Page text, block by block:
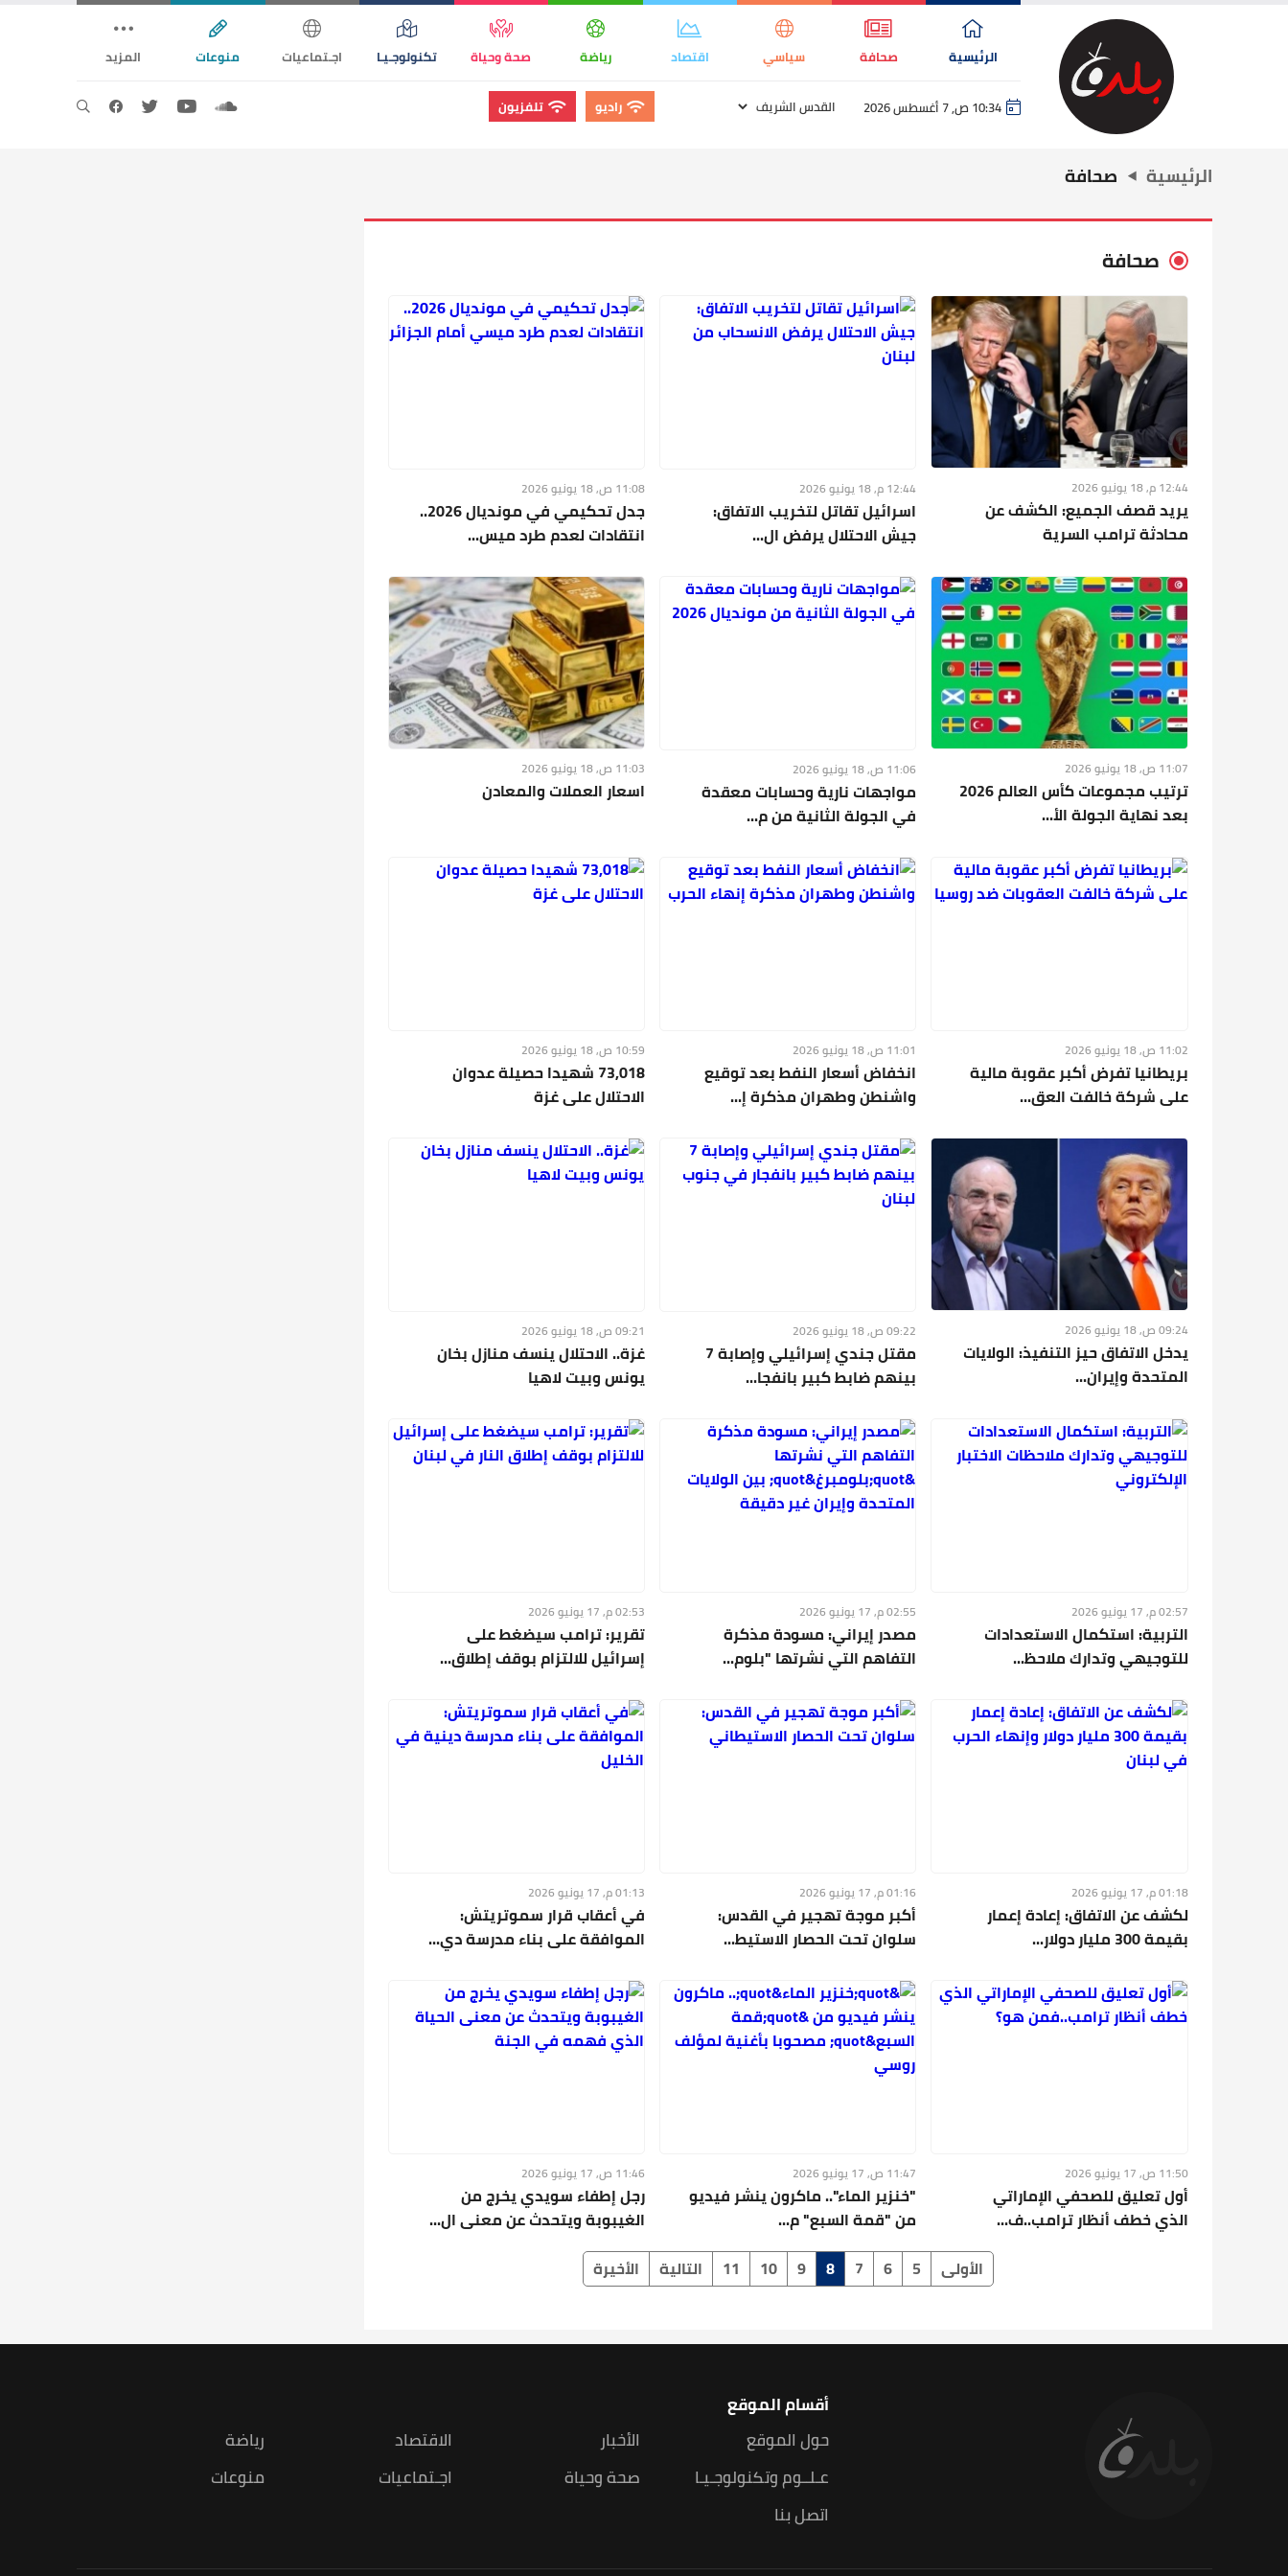
الرئيسية صحافة سياسي اقتصاد رياضة صحة وحياة تكنولوجـيـا اجـتماعيات منوعات المزيد
10:34 ص, 7 أغسطس 2026 راديو تلفزيون
الرئيسية صحافة
صحافة
12:44 م, 18 يونيو 2026
يريد قصف الجميع: الكشف عن
محادثة ترامب السرية
12:44 م, 18 يونيو 2026
اسرائيل تقاتل لتخريب الاتفاق:
جيش الاحتلال يرفض ال...
11:08 ص, 18 يونيو 2026
جدل تحكيمي في مونديال 2026..
انتقادات لعدم طرد ميس...
11:07 ص, 18 يونيو 2026
ترتيب مجموعات كأس العالم 2026
بعد نهاية الجولة الأ...
11:06 ص, 18 يونيو 2026
مواجهات نارية وحسابات معقدة
في الجولة الثانية من م...
11:03 ص, 18 يونيو 2026
اسعار العملات والمعادن
11:02 ص, 18 يونيو 2026
بريطانيا تفرض أكبر عقوبة مالية
على شركة خالفت العق...
11:01 ص, 18 يونيو 2026
انخفاض أسعار النفط بعد توقيع
واشنطن وطهران مذكرة إ...
10:59 ص, 18 يونيو 2026
73,018 شهيدا حصيلة عدوان
الاحتلال على غزة
09:24 ص, 18 يونيو 2026
يدخل الاتفاق حيز التنفيذ: الولايات
المتحدة وإيران...
09:22 ص, 18 يونيو 2026
مقتل جندي إسرائيلي وإصابة 7
بينهم ضابط كبير بانفجا...
09:21 ص, 18 يونيو 2026
غزة.. الاحتلال ينسف منازل بخان
يونس وبيت لاهيا
02:57 م, 17 يونيو 2026
التربية: استكمال الاستعدادات
للتوجيهي وتدارك ملاحظ...
02:55 م, 17 يونيو 2026
مصدر إيراني: مسودة مذكرة
التفاهم التي نشرتها "بلوم...
02:53 م, 17 يونيو 2026
تقرير: ترامب سيضغط على
إسرائيل للالتزام بوقف إطلاق...
01:18 م, 17 يونيو 2026
لكشف عن الاتفاق: إعادة إعمار
بقيمة 300 مليار دولار...
01:16 م, 17 يونيو 2026
أكبر موجة تهجير في القدس:
سلوان تحت الحصار الاستيط...
01:13 م, 17 يونيو 2026
في أعقاب قرار سموتريتش:
الموافقة على بناء مدرسة دي...
11:50 ص, 17 يونيو 2026
أول تعليق للصحفي الإماراتي
الذي خطف أنظار ترامب..ف...
11:47 ص, 17 يونيو 2026
"خنزير الماء".. ماكرون ينشر فيديو
من "قمة السبع" م...
11:46 ص, 17 يونيو 2026
رجل إطفاء سويدي يخرج من
الغيبوبة ويتحدث عن معنى ال...
الأولى
5
6
7
8
9
10
11 التالية الأخيرة
أقسام الموقع
حول الموقع
الأخبار الاقتصاد
رياضة
عـلــوم وتكنولوجـيـا
صحة وحياة اجـتماعيات
منوعات
اتصل بنا